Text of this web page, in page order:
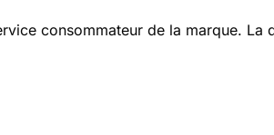
consommateur de la marque. La